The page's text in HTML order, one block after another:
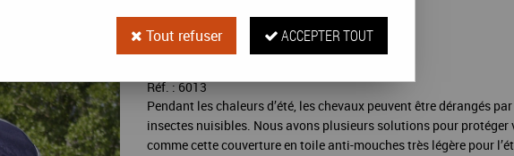
79,95€ TTC
Réf. :6013
Pendant les chaleurs d’été, les chevaux peuvent être dérangés
insectes nuisibles. Nous avons plusieurs solutions pour protéger
comme cette couverture en toile anti-mouches très légère pour
Tout refuser ACCEPTER TOUT